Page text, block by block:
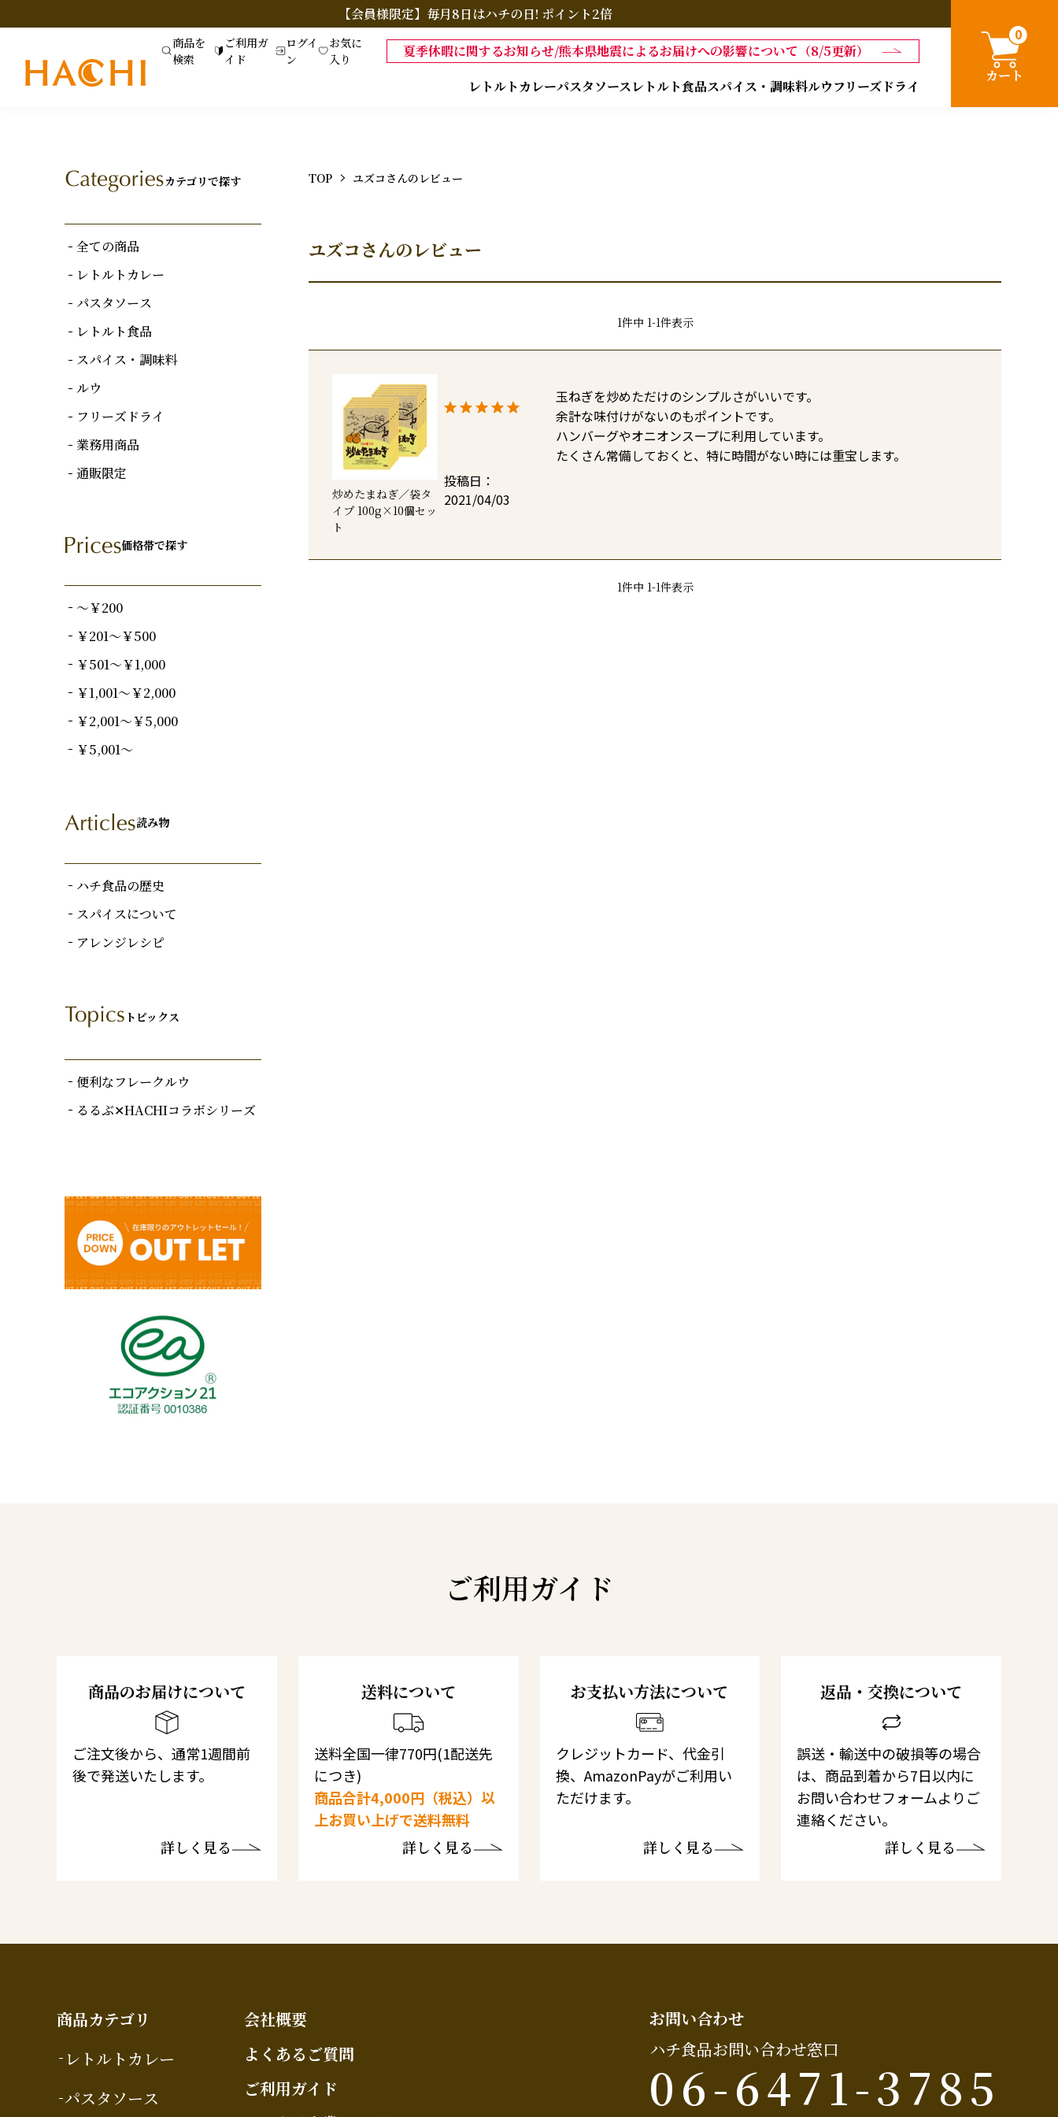
【会員様限定】毎月8日はハチの日! ポイント2倍
商品を
検索
ご利用ガ
イド
ログイ
ン
お気に
入り
夏季休暇に関するお知らせ/熊本県地震によるお届けへの影響について（8/5更新）
レトルトカレーパスタソースレトルト食品スパイス・調味料ルウフリーズドライ
0
カート
カテゴリで探す
全ての商品
レトルトカレー
パスタソース
レトルト食品
スパイス・調味料
ルウ
フリーズドライ
業務用商品
通販限定
価格帯で探す
～￥200
￥201～￥500
￥501～￥1,000
￥1,001～￥2,000
￥2,001～￥5,000
￥5,001～
読み物
ハチ食品の歴史
スパイスについて
アレンジレシピ
トピックス
便利なフレークルウ
るるぶ✕HACHIコラボシリーズ
TOP ユズコさんのレビュー
ユズコさんのレビュー
1件中 1-1件表示
炒めたまねぎ／袋タ
イプ 100g×10個セッ
ト
投稿日
2021/04/03
玉ねぎを炒めただけのシンプルさがいいです。
余計な味付けがないのもポイントです。
ハンバーグやオニオンスープに利用しています。
たくさん常備しておくと、特に時間がない時には重宝します。
1件中 1-1件表示
ご利用ガイド
商品のお届けについて
ご注文後から、通常1週間前
後で発送いたします。
詳しく見る
送料について
送料全国一律770円(1配送先
につき)
商品合計4,000円（税込）以
上お買い上げで送料無料
詳しく見る
お支払い方法について
クレジットカード、代金引
換、AmazonPayがご利用い
ただけます。
詳しく見る
返品・交換について
誤送・輸送中の破損等の場合
は、商品到着から7日以内に
お問い合わせフォームよりご
連絡ください。
詳しく見る
商品カテゴリ
レトルトカレー
パスタソース
会社概要
よくあるご質問
ご利用ガイド
お問い合わせ
ハチ食品お問い合わせ窓口
06-6471-3785